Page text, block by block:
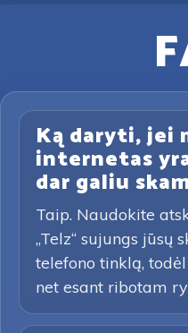
Ką daryti, jei
internetas
dar galiu
Taip. Naudokite
„Telz“ sujungs jūsų
telefono tinklą,
net esant ribotam